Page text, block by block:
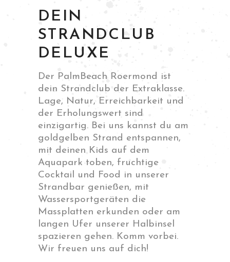
DEIN
STRANDCLUB
DELUXE
Der PalmBeach Roermond ist
dein Strandclub der Extraklasse.
Lage, Natur, Erreichbarkeit und
der Erholungswert sind
einzigartig. Bei uns kannst du am
goldgelben Strand entspannen,
mit deinen Kids auf dem
Aquapark toben, fruchtige
Cocktail und Food in unserer
Strandbar genießen, mit
Wassersportgeräten die
Massplatten erkunden oder am
langen Ufer unserer Halbinsel
spazieren gehen. Komm vorbei.
Wir freuen uns auf dich!